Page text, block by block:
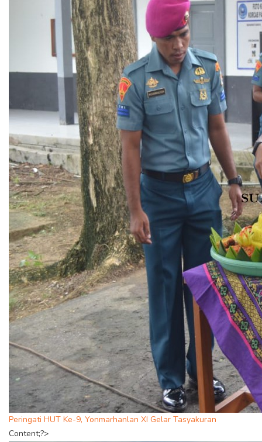
Peringati HUT Ke-9, Yonmarhanlan XI Gelar Tasyakuran
Content;?>